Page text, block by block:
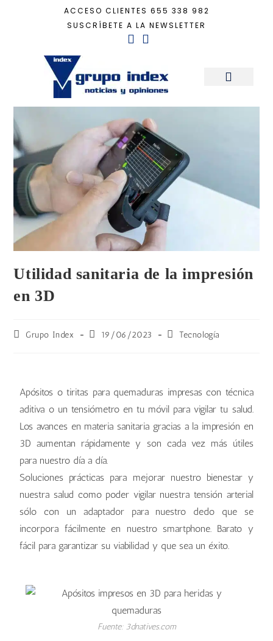
ACCESO CLIENTES 655 338 982
SUSCRÍBETE A LA NEWSLETTER
Tecnología
Utilidad sanitaria de la impresión
en 3D
Grupo Index 19/06/2023 Tecnología
Apósitos o tiritas para quemaduras impresas con técnica
aditiva o un tensiómetro en tu móvil para vigilar tu salud.
Los avances en materia sanitaria gracias a la impresión en
3D aumentan rápidamente y son cada vez más útiles
para nuestro día a día.
Soluciones prácticas para mejorar nuestro bienestar y
nuestra salud como poder vigilar nuestra tensión arterial
sólo con un adaptador para nuestro dedo que se
incorpora fácilmente en nuestro smartphone. Barato y
fácil para garantizar su viabilidad y que sea un éxito.
Fuente: 3dnatives.com